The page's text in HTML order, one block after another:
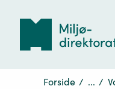
Forside / ... /